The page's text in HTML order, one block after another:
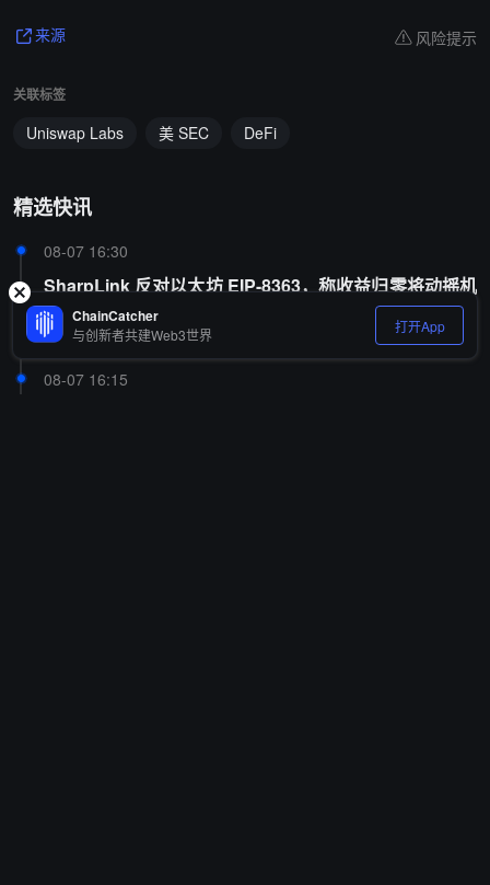
来源 风险提示
关联标签
Uniswap Labs 美 SEC DeFi
精选快讯
08-07 16:30
SharpLink 反对以太坊 EIP-8363，称收益归零将动摇机
构选择 ETH 的核心理由
08-07 16:15
ChainCatcher
与创新者共建Web3世界 打开App